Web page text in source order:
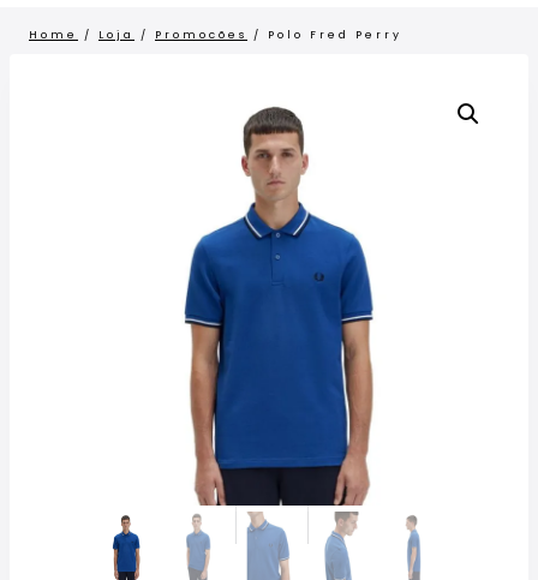
Home / Loja / Promocões / Polo Fred Perry